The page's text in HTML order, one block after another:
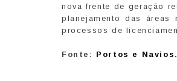
nova frente de geração
planejamento das áreas
processos de
Fonte: Portos e Navios .